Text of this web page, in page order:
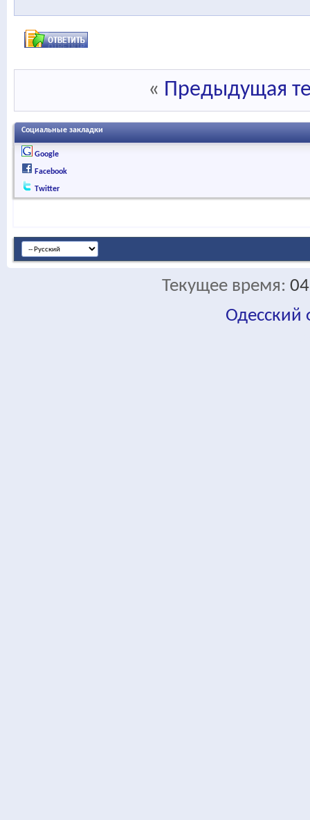
« Предыдущая
Социальные закладки
Google
Facebook
Twitter
Текущее время:
Одесский